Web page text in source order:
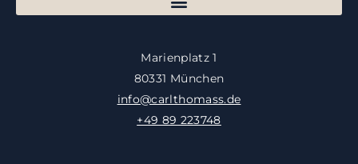
Marienplatz 1
80331 München
info@carlthomass.de
+49 89 223748